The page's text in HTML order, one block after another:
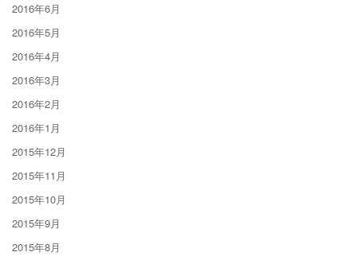
2016年6月
2016年5月
2016年4月
2016年3月
2016年2月
2016年1月
2015年12月
2015年11月
2015年10月
2015年9月
2015年8月